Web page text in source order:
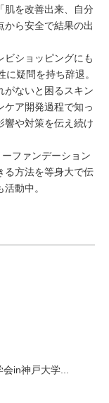
肌を改善出来、自分
から安全で結果の出
ビショッピングにも
疑問を持ち辞退。
がないと困るスキン
ケア開発過程で知っ
響や対策を伝え続け
ファンデーション
る方法を等身大で伝
動中。
in神戸大学...